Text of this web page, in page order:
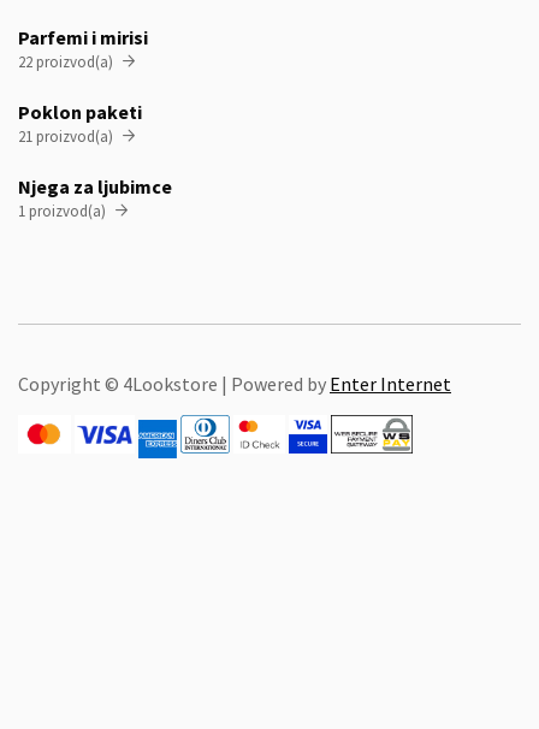
Parfemi i mirisi
22 proizvod(a) 
Poklon paketi
21 proizvod(a) 
Njega za ljubimce
1 proizvod(a) 
Copyright © 4Lookstore | Powered by Enter Internet